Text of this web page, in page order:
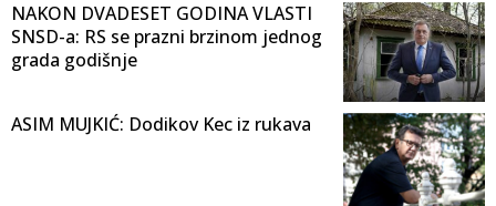
NAKON DVADESET GODINA VLASTI
SNSD-a: RS se prazni brzinom jednog
grada godišnje
ASIM MUJKIĆ: Dodikov Kec iz rukava